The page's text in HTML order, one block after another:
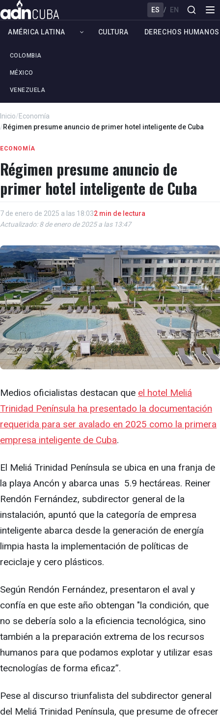
ES / EN
AMÉRICA LATINA
COLOMBIA
MÉXICO
VENEZUELA
CULTURA DERECHOS HUMANOS
Inicio/Economía
/Régimen presume anuncio de primer hotel inteligente de Cuba
ECONOMÍA
Régimen presume anuncio de
primer hotel inteligente de Cuba
7 de enero de 2025 a las 18:032 min de lectura
Actualizado: 8 de enero de 2025 a las 13:47
Medios oficialistas destacan que el hotel Meliá
Trinidad Península ha presentado la documentación
requerida para ser avalado en 2025 como la primera
empresa inteligente de Cuba.
El Meliá Trinidad Península se ubica en una franja de
la playa Ancón y abarca unas 5.9 hectáreas. Reiner
Rendón Fernández, subdirector general de la
instalación, apuntó que la categoría de empresa
inteligente abarca desde la generación de energía
limpia hasta la implementación de políticas de
reciclaje y cero plásticos.
Según Rendón Fernández, presentaron el aval y
confía en que este año obtengan "la condición, que
no se debería solo a la eficiencia tecnológica, sino
también a la preparación extrema de los recursos
humanos para que podamos explotar y utilizar esas
tecnologías de forma eficaz”.
Pese al discurso triunfalista del subdirector general
del Meliá Trinidad Península, que presume de ofrecer